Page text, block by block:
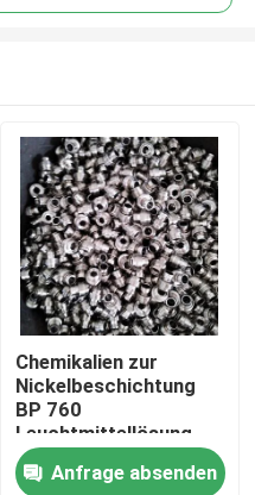
Chemikalien zur
Nickelbeschichtung
BP 760
Leuchtmittellösung
mit
Niedrigspannungsschicht
Anfrage absenden